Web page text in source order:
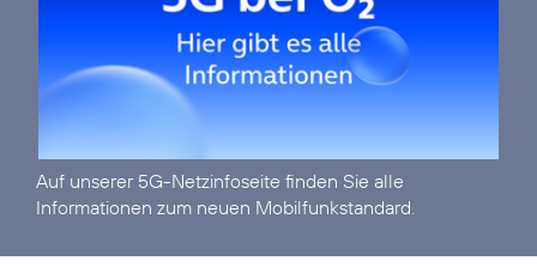
Auf unserer 5G-Netzinfoseite finden Sie alle
Informationen zum neuen Mobilfunkstandard.